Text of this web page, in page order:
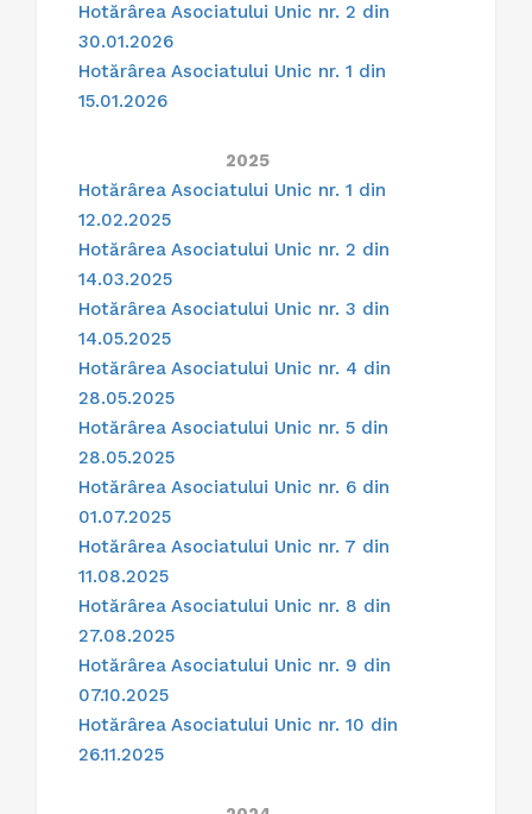
Hotărârea Asociatului Unic nr. 2 din
30.01.2026
Hotărârea Asociatului Unic nr. 1 din
15.01.2026
2025
Hotărârea Asociatului Unic nr. 1 din
12.02.2025
Hotărârea Asociatului Unic nr. 2 din
14.03.2025
Hotărârea Asociatului Unic nr. 3 din
14.05.2025
Hotărârea Asociatului Unic nr. 4 din
28.05.2025
Hotărârea Asociatului Unic nr. 5 din
28.05.2025
Hotărârea Asociatului Unic nr. 6 din
01.07.2025
Hotărârea Asociatului Unic nr. 7 din
11.08.2025
Hotărârea Asociatului Unic nr. 8 din
27.08.2025
Hotărârea Asociatului Unic nr. 9 din
07.10.2025
Hotărârea Asociatului Unic nr. 10 din
26.11.2025